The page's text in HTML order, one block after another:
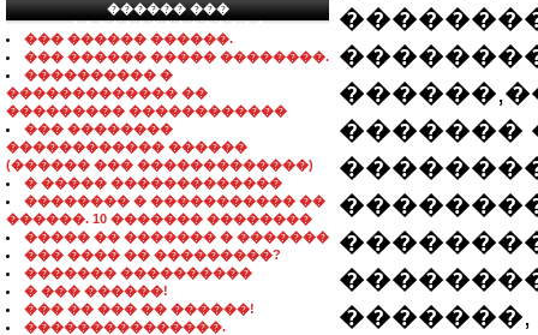
������ ���
���������������
��� ������ ������.
��� ������ ����� ��������.
���������� �
������������� ��
��������� ������������
��� ��������
������������ ������
(������ ��� �������������)
� ����� �������������
�������� � ����������� ��
������. 10 ������� ��������
����� �� ������� � �������
��� ���� �� ���������?
������� ����������
� ��� ������!
��� �� ��� �� ������!
���������������.
�������